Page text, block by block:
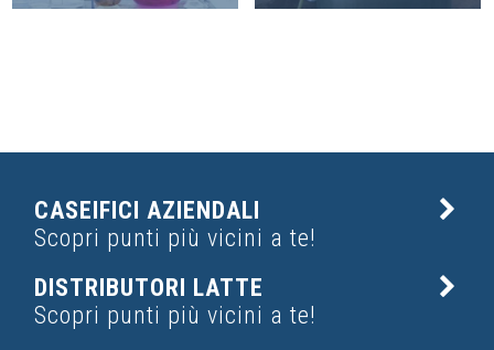
CASEIFICI AZIENDALI
Scopri punti più vicini a te!
DISTRIBUTORI LATTE
Scopri punti più vicini a te!